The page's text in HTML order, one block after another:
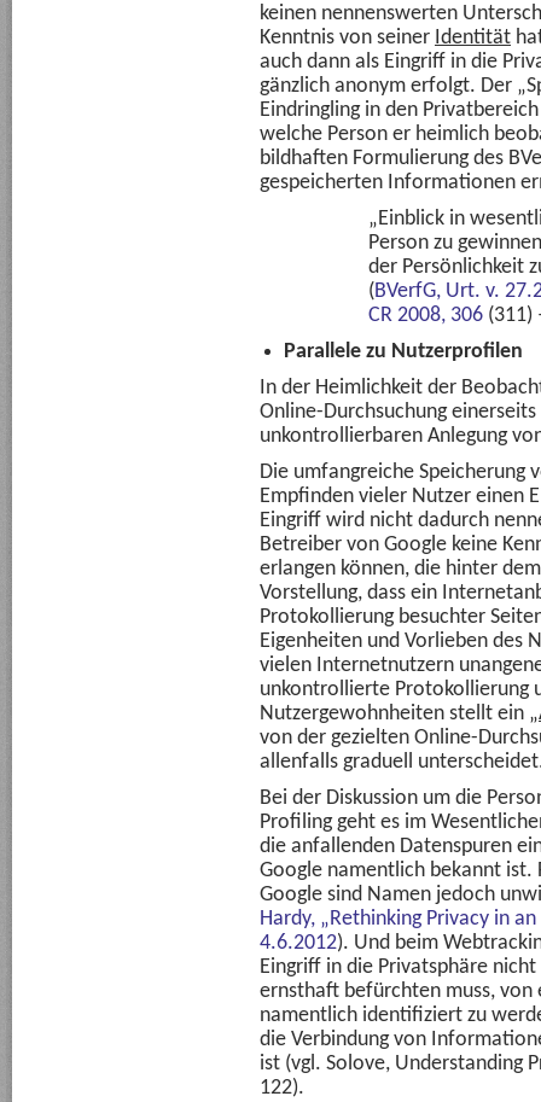
keinen nennenswerten
Kenntnis von seiner Identität
auch dann als Eingriff in die
gänzlich anonym erfolgt. Der
Eindringling in den
welche Person er heimlich
bildhaften Formulierung des
gespeicherten Informationen
„Einblick in
Person zu
der Persönlichkeit
(BVerfG, Urt. v.
CR 2008, 306 (311)
Parallele zu Nutzerprofilen
In der Heimlichkeit der
Online-Durchsuchung
unkontrollierbaren Anlegung
Die umfangreiche Speicherung
Empfinden vieler Nutzer einen
Eingriff wird nicht dadurch
Betreiber von Google keine
erlangen können, die hinter
Vorstellung, dass ein
Protokollierung besuchter
Eigenheiten und Vorlieben des
vielen Internetnutzern
unkontrollierte Protokollierung
Nutzergewohnheiten stellt ein
von der gezielten Online-
allenfalls graduell
Bei der Diskussion um die
Profiling geht es im
die anfallenden Datenspuren
Google namentlich bekannt ist.
Google sind Namen jedoch
Hardy, „Rethinking Privacy in
4.6.2012). Und beim
Eingriff in die Privatsphäre
ernsthaft befürchten muss,
namentlich identifiziert zu
die Verbindung von
ist (vgl. Solove, Understanding
122).